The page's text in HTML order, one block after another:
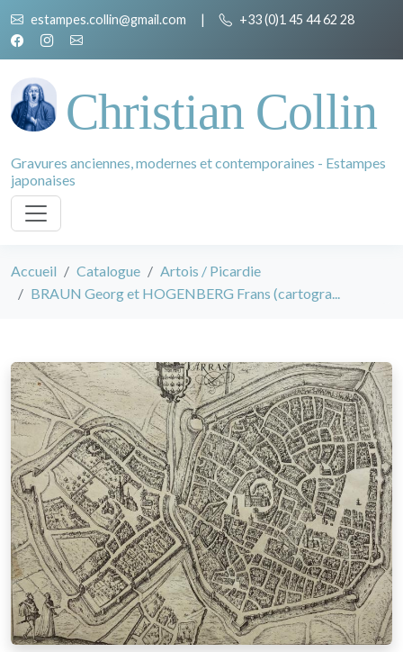
estampes.collin@gmail.com | +33 (0)1 45 44 62 28
Christian Collin
Gravures anciennes, modernes et contemporaines - Estampes
japonaises
Accueil Catalogue
Artois / Picardie
BRAUN Georg et HOGENBERG Frans (cartogra...